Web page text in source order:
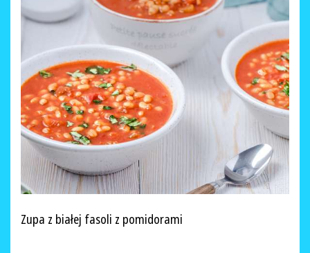
Zupa z białej fasoli z pomidorami